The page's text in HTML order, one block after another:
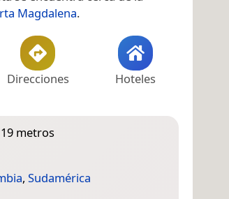
Magdalena.
Direcciones Hoteles
metros
, Sudamérica